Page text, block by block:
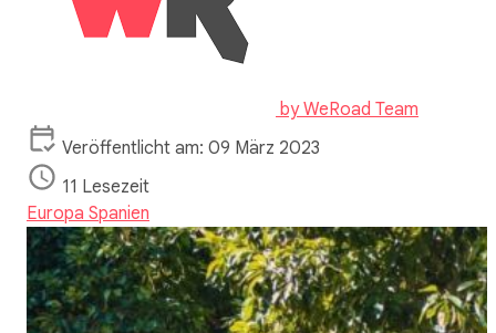
byWeRoad Team
Veröffentlicht am: 09 März 2023
11 Lesezeit
Europa Spanien